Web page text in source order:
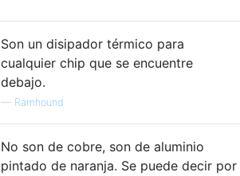
Son un disipador térmico para
cualquier chip que se encuentre
debajo.
— Ramhound
No son de cobre, son de aluminio
pintado de naranja. Se puede decir por